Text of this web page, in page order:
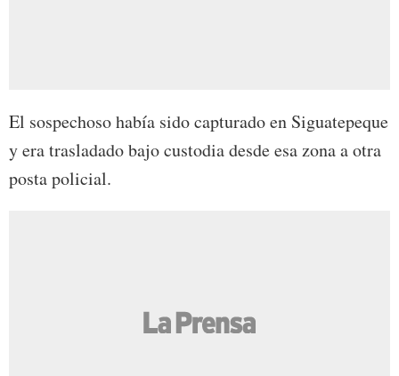
El sospechoso había sido capturado en Siguatepeque
y era trasladado bajo custodia desde esa zona a otra
posta policial.